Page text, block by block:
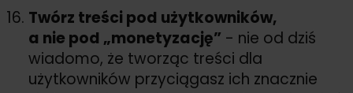
Twórz treści pod użytkowników,
a nie pod „monetyzację” - nie od dziś
wiadomo, że tworząc treści dla
użytkowników przyciągasz ich znacznie